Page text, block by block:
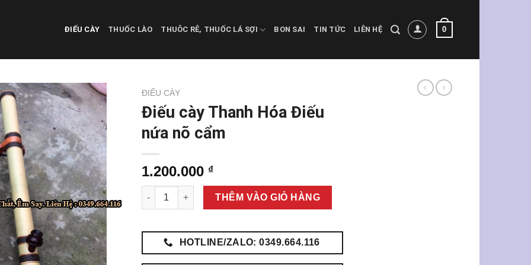
ĐIẾU CÀY THUỐC LÀO THUÔC RÊ, THUỐC LÁ SỢI BON SAI TIN TỨC LIÊN HỆ 0
ĐIẾU CÀY
Điếu cày Thanh Hóa Điếu
nứa nõ cẩm
1.200.000 ₫
Điếu cày Thanh Hóa Điếu nứa nõ cẩm số lượng
THÊM VÀO GIỎ HÀNG
HOTLINE/ZALO: 0349.664.116